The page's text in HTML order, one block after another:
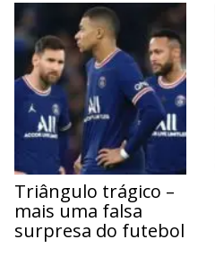
Triângulo trágico –
mais uma falsa
surpresa do futebol